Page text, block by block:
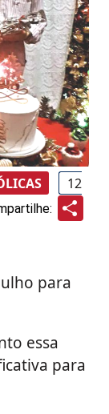
12
para
essa
para